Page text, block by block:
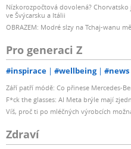
Nízkorozpočtová dovolená?
ve Švýcarsku a Itálii
OBRAZEM: Modré slzy na Tchaj-wanu
Pro generaci Z
#inspirace #wellbeing #news
Září patří módě: Co přinese Mercedes-
F*ck the glasses: AI Meta brýle mají
Víš, proč ti po mléčných výrobcích
Zdraví